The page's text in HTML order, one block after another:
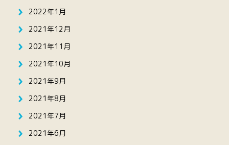
2022年1月
2021年12月
2021年11月
2021年10月
2021年9月
2021年8月
2021年7月
2021年6月